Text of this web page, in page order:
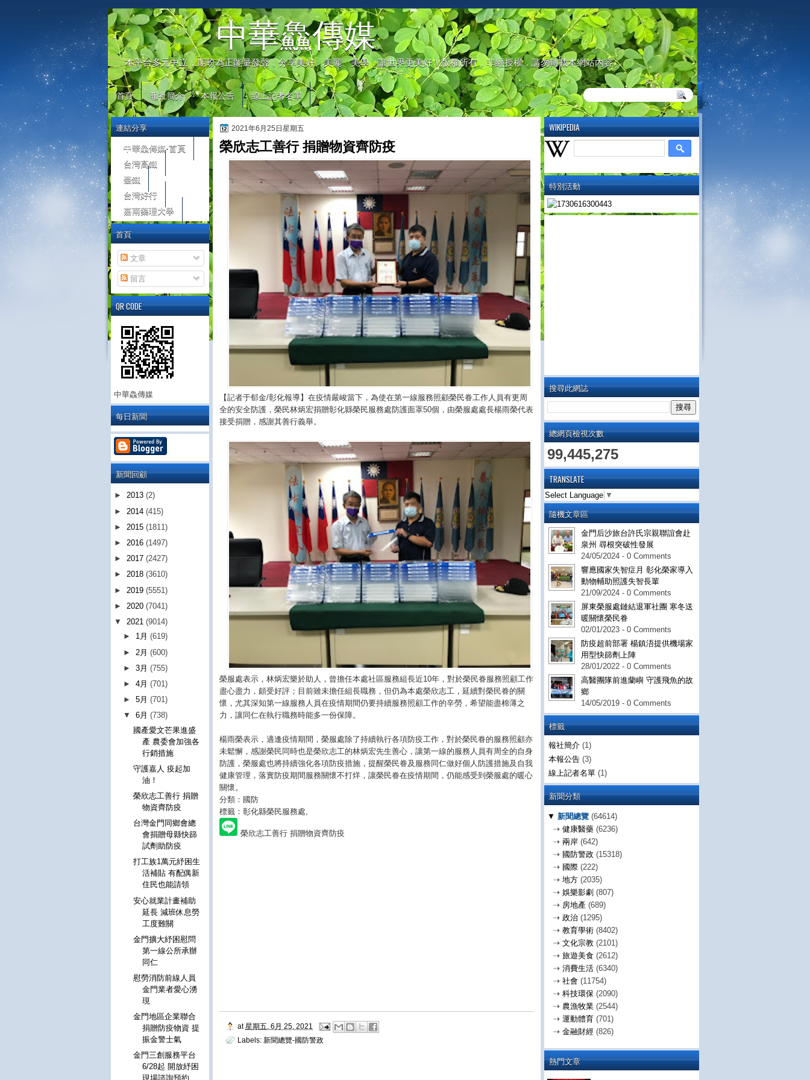
中華鱻傳媒
本平台多元中立，期盼為正能量發聲，分享美好、美麗、美學，讓世界更美好！版權所有，非經授權，請勿轉載本網站內容
首頁 報社簡介 本報公告 線上記者名單
WIKIPEDIA
特別活動
搜尋此網誌
總網頁檢視次數
99,445,275
TRANSLATE
Select Language ▼
隨機文章區
金門后沙旅台許氏宗親聯誼會赴
泉州 尋根突破性發展
24/05/2024 - 0 Comments
響應國家失智症月 彰化榮家導入
動物輔助照護失智長輩
21/09/2024 - 0 Comments
屏東榮服處鏈結退軍社團 寒冬送
暖關懷榮民眷
02/01/2023 - 0 Comments
防疫超前部署 楊鎮浯提供機場家
用型快篩劑上陣
28/01/2022 - 0 Comments
高醫團隊前進蘭嶼 守護飛魚的故
鄉
14/05/2019 - 0 Comments
標籤
報社簡介 (1)
本報公告 (3)
線上記者名單 (1)
新聞分類
▼ 新聞總覽 (64614)
⇢ 健康醫藥 (6236)
⇢ 兩岸 (642)
⇢ 國防警政 (15318)
⇢ 國際 (222)
⇢ 地方 (2035)
⇢ 娛樂影劇 (807)
⇢ 房地產 (689)
⇢ 政治 (1295)
⇢ 教育學術 (8402)
⇢ 文化宗教 (2101)
⇢ 旅遊美食 (2612)
⇢ 消費生活 (6340)
⇢ 社會 (11754)
⇢ 科技環保 (2090)
⇢ 農漁牧業 (2544)
⇢ 運動體育 (701)
⇢ 金融財經 (826)
熱門文章
2021年6月25日星期五
榮欣志工善行 捐贈物資齊防疫
【記者于郁金/彰化報導】在疫情嚴峻當下，為使在第一線服務照顧榮民眷工作人員有更周
全的安全防護，榮民林炳宏捐贈彰化縣榮民服務處防護面罩50個，由榮服處處長楊雨榮代表
接受捐贈，感謝其善行義舉。
榮服處表示，林炳宏樂於助人，曾擔任本處社區服務組長近10年，對於榮民眷服務照顧工作
盡心盡力，頗受好評；目前雖未擔任組長職務，但仍為本處榮欣志工，延續對榮民眷的關
懷，尤其深知第一線服務人員在疫情期間仍要持續服務照顧工作的辛勞，希望能盡棉薄之
力，讓同仁在執行職務時能多一份保障。
楊雨榮表示，適逢疫情期間，榮服處除了持續執行各項防疫工作，對於榮民眷的服務照顧亦
未鬆懈，感謝榮民同時也是榮欣志工的林炳宏先生善心，讓第一線的服務人員有周全的自身
防護，榮服處也將持續強化各項防疫措施，提醒榮民眷及服務同仁做好個人防護措施及自我
健康管理，落實防疫期間服務關懷不打烊，讓榮民眷在疫情期間，仍能感受到榮服處的暖心
關懷。
分類：國防
標籤：彰化縣榮民服務處
榮欣志工善行 捐贈物資齊防疫
at 星期五, 6月 25, 2021
Labels: 新聞總覽-國防警政
連結分享
中華鱻傳媒-首頁
台灣高鐵
臺鐵
台灣好行
嘉南藥理大學
首頁
文章
留言
QR CODE
中華鱻傳媒
每日新聞
新聞回顧
► 2013 (2)
► 2014 (415)
► 2015 (1811)
► 2016 (1497)
► 2017 (2427)
► 2018 (3610)
► 2019 (5551)
► 2020 (7041)
▼ 2021 (9014)
► 1月(619)
► 2月(600)
►3月(755)
►4月(701)
►5月(701)
▼6月(738)
國產愛文芒果進盛
產 農委會加強各
行銷措施
守護嘉人 疫起加
油！
榮欣志工善行 捐贈
物資齊防疫
台灣金門同鄉會總
會捐贈母縣快篩
試劑助防疫
打工族1萬元紓困生
活補貼 有配偶新
住民也能請領
安心就業計畫補助
延長 減班休息勞
工度難關
金門擴大紓困慰問
第一線公所承辦
同仁
慰勞消防前線人員
金門業者愛心湧
現
金門地區企業聯合
捐贈防疫物資 提
振金警士氣
金門三創服務平台
6/28起 開放紓困
現場諮詢預約